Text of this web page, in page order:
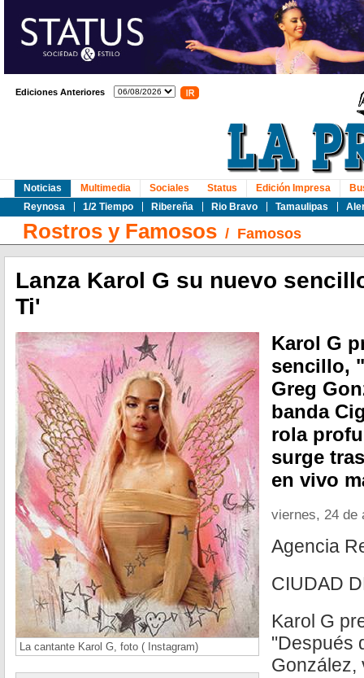
Ediciones Anteriores
Noticias
Reynosa
1/2 Tiempo Ribereña Rio Bravo Tamaulipas
Multimedia Sociales Status Edición Impresa
Rostros y Famosos / Famosos
Lanza Karol G su nuevo
Ti'
La cantante Karol G, foto ( Instagram)
Karol G
sencillo,
Greg
banda
rola
surge
en vivo
viernes, 24 de
Agencia
CIUDAD
Karol G
"Después
González,